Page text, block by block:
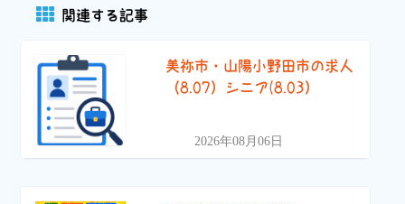
関連する記事
美祢市・山陽小野田市の求人
（8.07）シニア(8.03）
2026年08月06日